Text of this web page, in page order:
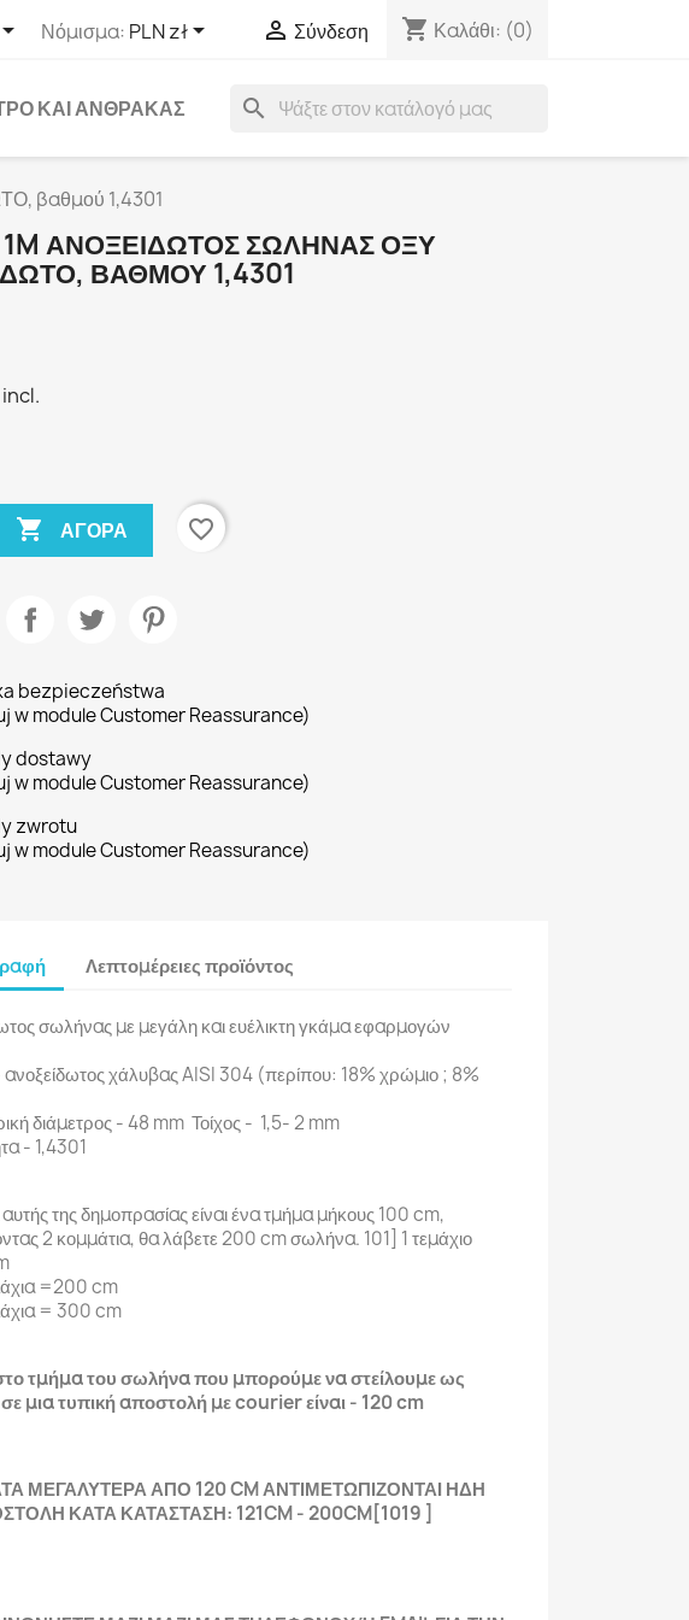
Νόμισμα: PLN zł  Σύνδεση shopping_cart Καλάθι: (0)
search
ΚΑΙ ΆΝΘΡΑΚΑΣ
βαθμού 1,4301
1M ΑΝΟΞΕΙΔΩΤΟΣ ΣΩΛΗΝΑΣ ΟΞΥ
ΒΑΘΜΟΎ 1,4301
 ΑΓΟΡΆ favorite_border
bezpieczeństwa
w module Customer Reassurance)
dostawy
w module Customer Reassurance)
zwrotu
w module Customer Reassurance)
Λεπτομέρειες προϊόντος
σωλήνας με μεγάλη και ευέλικτη γκάμα εφαρμογών
ανοξείδωτος χάλυβας AISI 304 (περίπου: 18% χρώμιο ; 8%
διάμετρος - 48 mm Τοίχος - 1,5- 2 mm
- 1,4301
της δημοπρασίας είναι ένα τμήμα μήκους 100 cm,
2 κομμάτια, θα λάβετε 200 cm σωλήνα. 101] 1 τεμάχιο
=200 cm
= 300 cm
τμήμα του σωλήνα που μπορούμε να στείλουμε ως
μια τυπική αποστολή με courier είναι - 120 cm
ΜΕΓΑΛΥΤΕΡΑ ΑΠΟ 120 CM ΑΝΤΙΜΕΤΩΠΙΖΟΝΤΑΙ ΗΔΗ
ΚΑΤΑ ΚΑΤΑΣΤΑΣΗ: 121CM - 200CM[1019 ]